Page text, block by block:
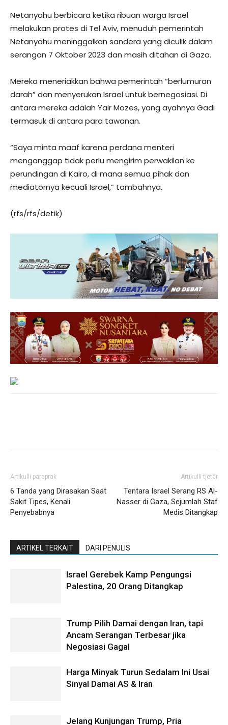
Netanyahu berbicara ketika ribuan warga Israel
melakukan protes di Tel Aviv, menuduh pemerintah
Netanyahu meninggalkan sandera yang diculik dalam
serangan 7 Oktober 2023 dan masih ditahan di Gaza.
Mereka meneriakkan bahwa pemerintah “berlumuran
darah” dan menyerukan Israel untuk bernegosiasi. Di
antara mereka adalah Yair Mozes, yang ayahnya Gadi
termasuk di antara para tawanan.
“Saya minta maaf karena perdana menteri
menganggap tidak perlu mengirim perwakilan ke
perundingan di Kairo, di mana semua pihak dan
mediatornya kecuali Israel,” tambahnya.
(rfs/rfs/detik)
Artikulli paraprak
6 Tanda yang Dirasakan Saat
Sakit Tipes, Kenali
Penyebabnya
Artikulli tjetër
Tentara Israel Serang RS Al-
Nasser di Gaza, Sejumlah Staf
Medis Ditangkap
ARTIKEL TERKAIT DARI PENULIS
Israel Gerebek Kamp Pengungsi
Palestina, 20 Orang Ditangkap
Trump Pilih Damai dengan Iran, tapi
Ancam Serangan Terbesar jika
Negosiasi Gagal
Harga Minyak Turun Sedalam Ini Usai
Sinyal Damai AS & Iran
Jelang Kunjungan Trump, Pria